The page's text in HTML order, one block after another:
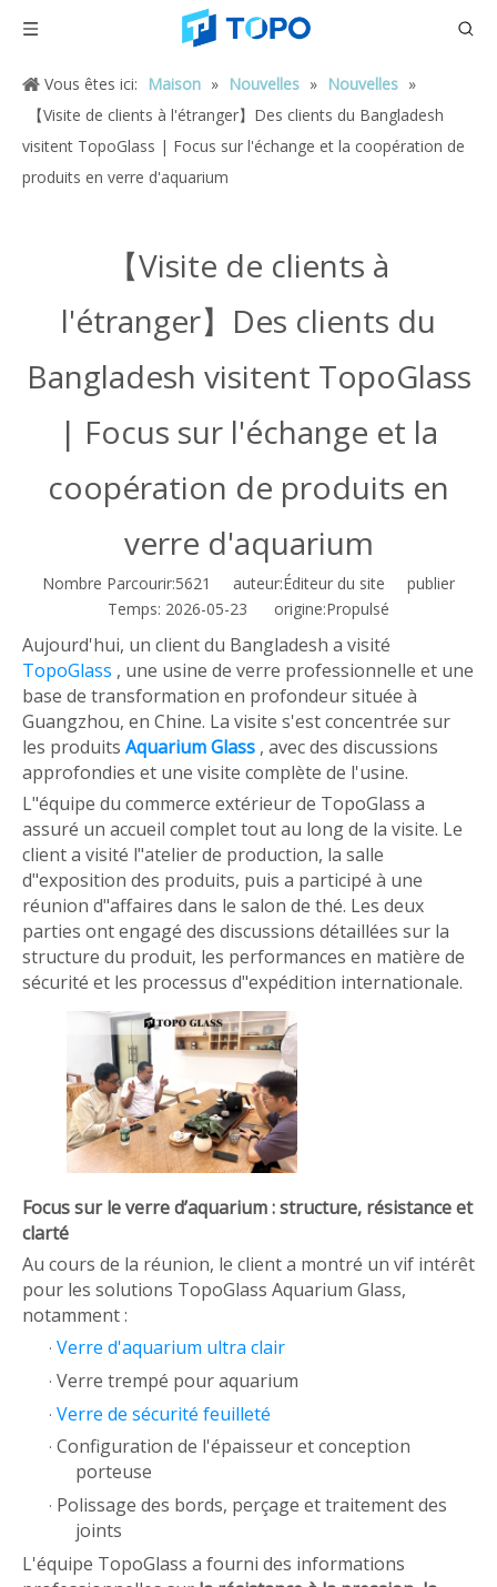
Vous êtes ici: Maison » Nouvelles » Nouvelles »
【Visite de clients à l'étranger】Des clients du Bangladesh
visitent TopoGlass | Focus sur l'échange et la coopération de
produits en verre d'aquarium
【Visite de clients à
l'étranger】Des clients du
Bangladesh visitent TopoGlass
| Focus sur l'échange et la
coopération de produits en
verre d'aquarium
Nombre Parcourir:5621
auteur:Éditeur du site publier
Temps: 2026-05-23 origine:Propulsé
Aujourd'hui, un client du Bangladesh a visité
TopoGlass , une usine de verre professionnelle et une
base de transformation en profondeur située à
Guangzhou, en Chine. La visite s'est concentrée sur
les produits Aquarium Glass , avec des discussions
approfondies et une visite complète de l'usine.
L"équipe du commerce extérieur de TopoGlass a
assuré un accueil complet tout au long de la visite. Le
client a visité l"atelier de production, la salle
d"exposition des produits, puis a participé à une
réunion d"affaires dans le salon de thé. Les deux
parties ont engagé des discussions détaillées sur la
structure du produit, les performances en matière de
sécurité et les processus d"expédition internationale.
Focus sur le verre d’aquarium : structure, résistance et
clarté
Au cours de la réunion, le client a montré un vif intérêt
pour les solutions TopoGlass Aquarium Glass,
notamment :
· Verre d'aquarium ultra clair
· Verre trempé pour aquarium
· Verre de sécurité feuilleté
· Configuration de l'épaisseur et conception
porteuse
· Polissage des bords, perçage et traitement des
joints
L'équipe TopoGlass a fourni des informations